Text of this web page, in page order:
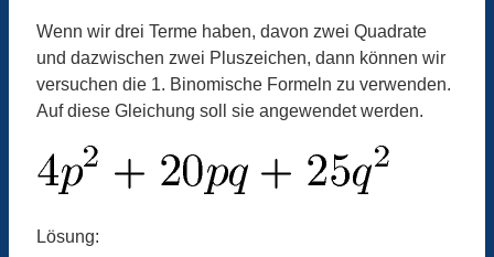
Wenn wir drei Terme haben, davon zwei Quadrate
und dazwischen zwei Pluszeichen, dann können wir
versuchen die 1. Binomische Formeln zu verwenden.
Auf diese Gleichung soll sie angewendet werden.
Lösung: